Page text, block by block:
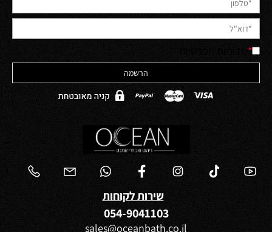
*
שירות לקוחות
054-9041103
sales@oceanbath.co.il